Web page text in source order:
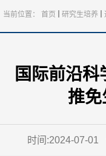
当前位置： 首页 研究生培养
国际前沿
推免
时间:2024-07-01